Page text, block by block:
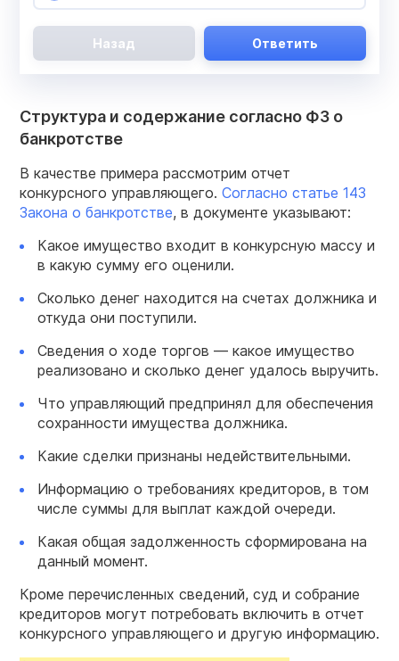
Назад Ответить
Структура и содержание согласно ФЗ о
банкротстве
В качестве примера рассмотрим отчет
конкурсного управляющего. Согласно статье 143
Закона о банкротстве, в документе указывают:
Какое имущество входит в конкурсную массу и
в какую сумму его оценили.
Сколько денег находится на счетах должника и
откуда они поступили.
Сведения о ходе торгов — какое имущество
реализовано и сколько денег удалось выручить.
Что управляющий предпринял для обеспечения
сохранности имущества должника.
Какие сделки признаны недействительными.
Информацию о требованиях кредиторов, в том
числе суммы для выплат каждой очереди.
Какая общая задолженность сформирована на
данный момент.
Кроме перечисленных сведений, суд и собрание
кредиторов могут потребовать включить в отчет
конкурсного управляющего и другую информацию.